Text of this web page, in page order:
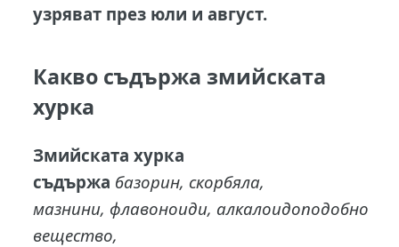
узряват през юли и август.
Какво съдържа змийската
хурка
Змийската хурка
съдържа базорин, скорбяла,
мазнини, флавоноиди, алкалоидоподобно
вещество,